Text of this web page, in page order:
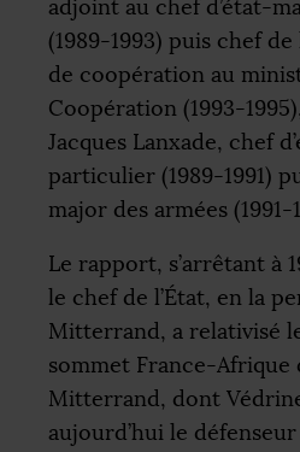
adjoint au chef d’état-
(1989-1993) puis chef
de coopération au
Coopération (1993-
Jacques Lanxade, chef
particulier (1989-1991)
major des armées (1991-
Le rapport, s’arrêtant à
le chef de l’État, en la
Mitterrand, a relativisé
sommet France-Afrique
Mitterrand, dont
aujourd’hui le